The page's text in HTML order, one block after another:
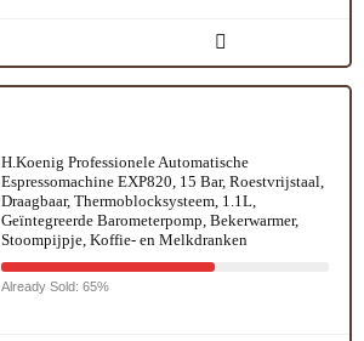
H.Koenig Professionele Automatische
Espressomachine EXP820, 15 Bar, Roestvrijstaal,
Draagbaar, Thermoblocksysteem, 1.1L,
Geïntegreerde Barometerpomp, Bekerwarmer,
Stoompijpje, Koffie- en Melkdranken
Already Sold: 65%